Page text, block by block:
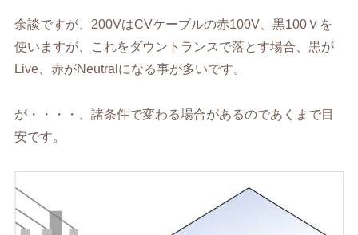
余談ですが、200VはCVケーブルの赤100V、黒100Ｖを
使いますが、これをダウントランスで落とす場合、黒が
Live、赤がNeutralになる事が多いです。
が・・・・、諸条件で変わる場合があるのであくまで目
安です。